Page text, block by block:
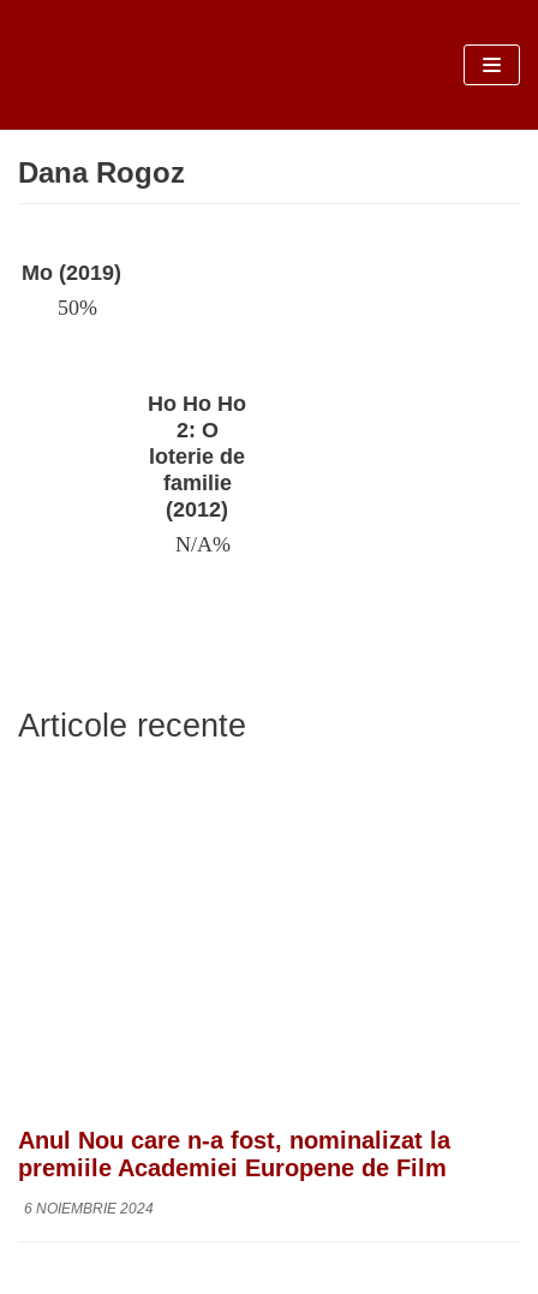
conținut
Dana Rogoz
Mo (2019)
50%
Ho Ho Ho
2: O
loterie de
familie
(2012)
N/A%
Articole recente
Anul Nou care n-a fost, nominalizat la
premiile Academiei Europene de Film
6 NOIEMBRIE 2024